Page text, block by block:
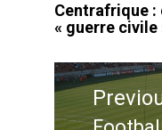
Centrafrique :
« guerre civile
Navigation
de